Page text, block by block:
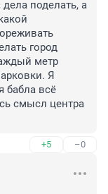
поделать, а
город
метр
Я
бабла всё
смысл центра
+5 –0